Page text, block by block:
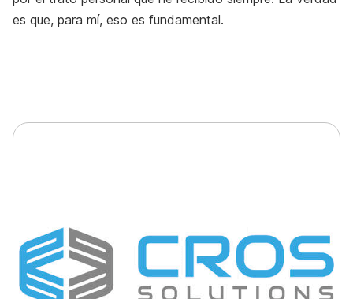
es que, para mí, eso es fundamental.